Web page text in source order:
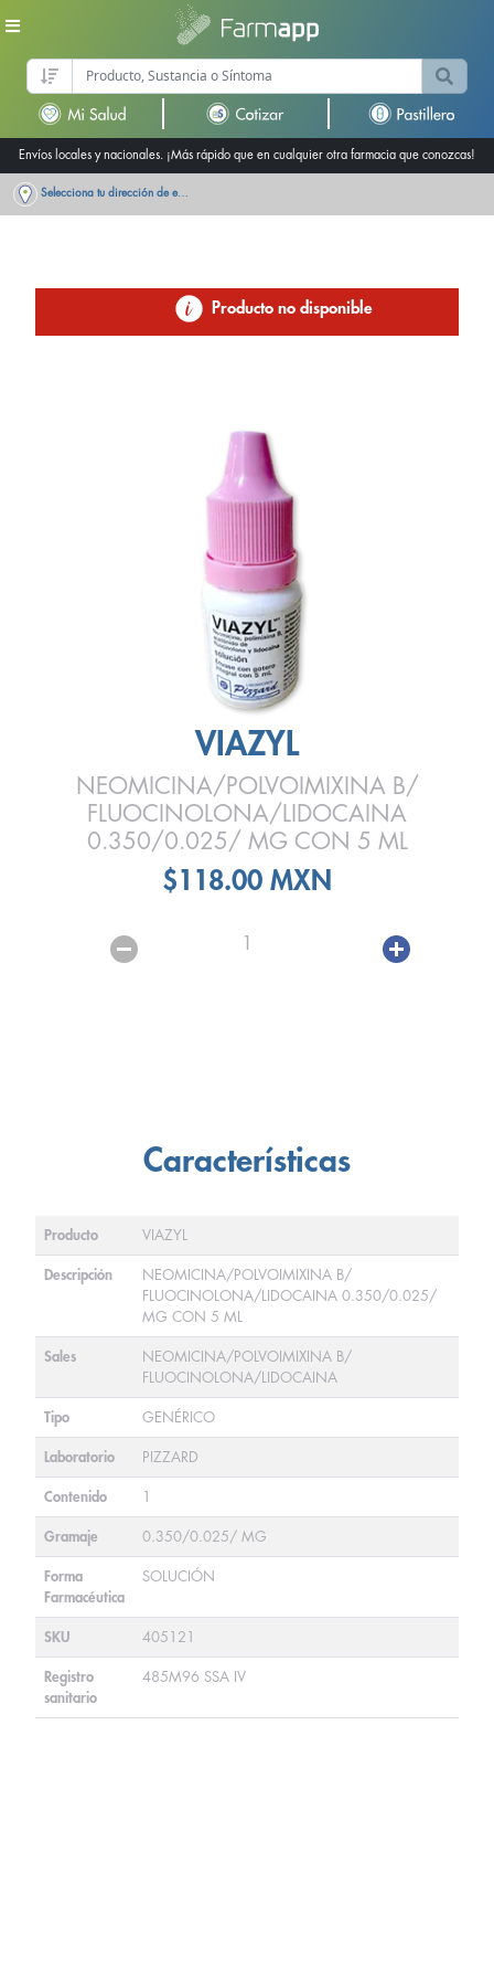
Envíos locales y nacionales. ¡Más rápido que en cualquier otra farmacia que conozcas!
Selecciona tu dirección de entrega
Producto no disponible
VIAZYL
NEOMICINA/POLVOIMIXINA B/
FLUOCINOLONA/LIDOCAINA
0.350/0.025/ MG CON 5 ML
$118.00 MXN
1
Características
Producto VIAZYL
Descripción
NEOMICINA/POLVOIMIXINA B/
FLUOCINOLONA/LIDOCAINA 0.350/0.025/
MG CON 5 ML
Sales
NEOMICINA/POLVOIMIXINA B/
FLUOCINOLONA/LIDOCAINA
Tipo GENÉRICO
Laboratorio PIZZARD
Contenido 1
Gramaje 0.350/0.025/ MG
Forma
Farmacéutica
SOLUCIÓN
SKU 405121
Registro
sanitario
485M96 SSA IV